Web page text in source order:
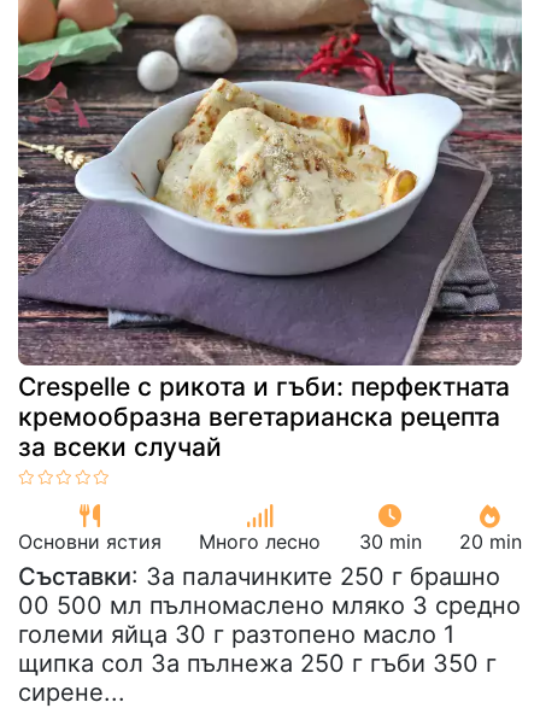
Crespelle с рикота и гъби: перфектната
кремообразна вегетарианска рецепта
за всеки случай
Основни ястия Много лесно 30 min 20 min
Съставки: За палачинките 250 г брашно
00 500 мл пълномаслено мляко 3 средно
големи яйца 30 г разтопено масло 1
щипка сол За пълнежа 250 г гъби 350 г
сирене...